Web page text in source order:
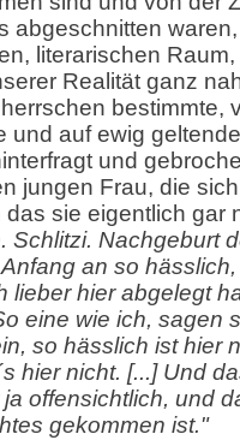
abgeschnitten
literarischen
Realität ganz
bestimmte,
und auf ewig
und
jungen Frau, die
das sie eigentlich gar
Schlitzi. Nachgeburt
an so
lieber hier abgelegt
eine wie ich, sagen
so hässlich ist hier
hier nicht. [...] Und
offensichtlich, und
gekommen ist."